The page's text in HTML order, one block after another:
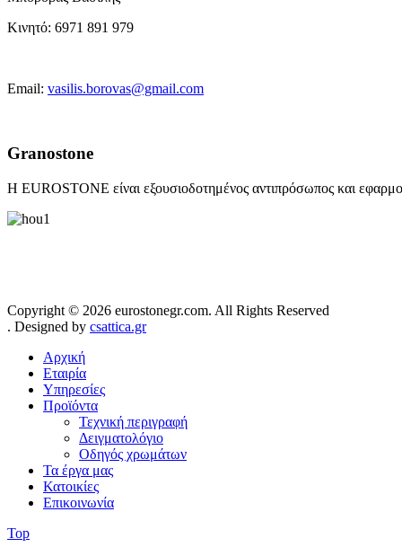
Κινητό: 6971 891 979
Email: vasilis.borovas@gmail.com
Granostone
Η EUROSTONE είναι εξουσιοδοτημένος αντιπρόσωπος και
Copyright © 2026 eurostonegr.com. All Rights Reserved
. Designed by csattica.gr
Αρχική
Εταιρία
Υπηρεσίες
Προϊόντα
Τεχνική περιγραφή
Δειγματολόγιο
Οδηγός χρωμάτων
Τα έργα μας
Κατοικίες
Επικοινωνία
Top